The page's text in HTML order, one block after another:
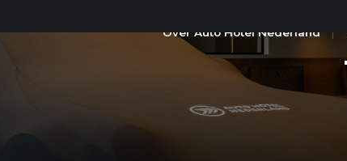
Over Auto Hotel Nederland